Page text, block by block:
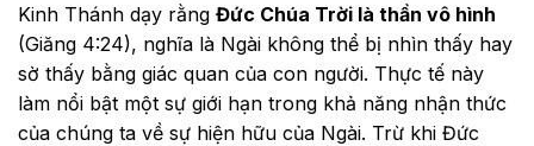
Kinh Thánh dạy rằng Đức Chúa Trời là thần vô hình
(Giăng 4:24), nghĩa là Ngài không thể bị nhìn thấy hay
sờ thấy bằng giác quan của con người. Thực tế này
làm nổi bật một sự giới hạn trong khả năng nhận thức
của chúng ta về sự hiện hữu của Ngài. Trừ khi Đức